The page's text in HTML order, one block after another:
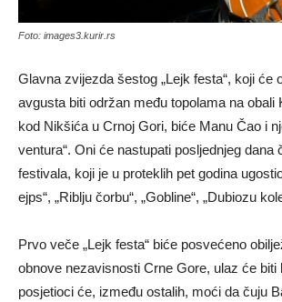
Foto: images3.kurir.rs
Glavna zvijezda šestog „Lejk festa“, koji će
avgusta biti održan među topolama na obali
kod Nikšića u Crnoj Gori, biće Manu Čao i
ventura“. Oni će nastupati posljednjeg dana
festivala, koji je u proteklih pet godina
ejps“, „Riblju čorbu“, „Gobline“, „Dubiozu
Prvo veče „Lejk festa“ biće posvećeno
obnove nezavisnosti Crne Gore, ulaz će biti
posjetioci će, između ostalih, moći da čuju